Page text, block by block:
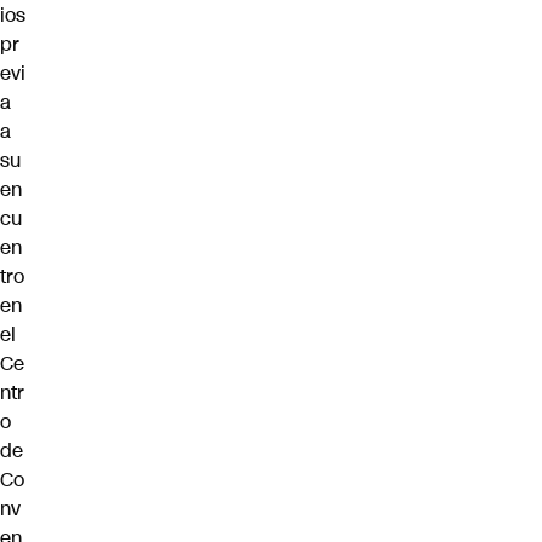
ios
pr
evi
a
a
su
en
cu
en
tro
en
el
Ce
ntr
o
de
Co
nv